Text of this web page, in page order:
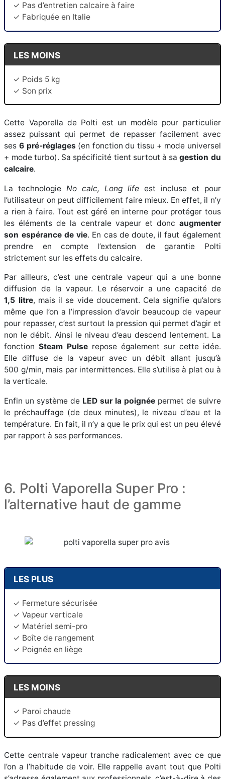
✓ Pas d’entretien calcaire à faire
✓ Fabriquée en Italie
LES MOINS
✓ Poids 5 kg
✓ Son prix
Cette Vaporella de Polti est un modèle pour particulier
assez puissant qui permet de repasser facilement avec
ses 6 pré-réglages (en fonction du tissu + mode universel
+ mode turbo). Sa spécificité tient surtout à sagestion du
calcaire.
La technologieNo calc, Long lifeest incluse et pour
l’utilisateur on peut difficilement faire mieux. En effet, il n’y
a rien à faire. Tout est géré en interne pour protéger tous
les éléments de la centrale vapeur et donc augmenter
son espérance de vie. En cas de doute, il faut également
prendre en compte l’extension de garantie Polti
strictement sur les effets du calcaire.
Par ailleurs, c’est une centrale vapeur qui a une bonne
diffusion de la vapeur. Le réservoir a une capacité de
1,5 litre, mais il se vide doucement. Cela signifie qu’alors
même que l’on a l’impression d’avoir beaucoup de vapeur
pour repasser, c’est surtout la pression qui permet d’agir et
non le débit. Ainsi le niveau d’eau descend lentement. La
fonctionSteam Pulse repose également sur cette idée.
Elle diffuse de la vapeur avec un débit allant jusqu’à
500 g/min, mais par intermittences. Elle s’utilise à plat ou à
la verticale.
Enfin un système de LED sur la poignéepermet de suivre
le préchauffage (de deux minutes), le niveau d’eau et la
température. En fait, il n’y a que le prix qui est un peu élevé
par rapport à ses performances.
6. Polti Vaporella Super Pro :
l’alternative haut de gamme
LES PLUS
✓ Fermeture sécurisée
✓ Vapeur verticale
✓ Matériel semi-pro
✓ Boîte de rangement
✓ Poignée en liège
LES MOINS
✓ Paroi chaude
✓ Pas d’effet pressing
Cette centrale vapeur tranche radicalement avec ce que
l’on a l’habitude de voir. Elle rappelle avant tout que Polti